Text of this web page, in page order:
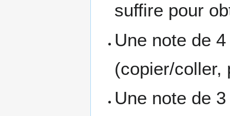
suffire pour
Une note de
(copier/coller,
Une note de